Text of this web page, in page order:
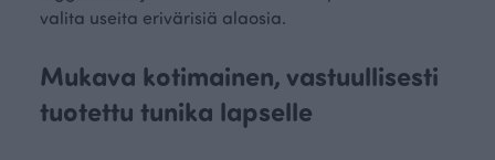
valita useita erivärisiä alaosia.
Mukava kotimainen, vastuullisesti
tuotettu tunika lapselle